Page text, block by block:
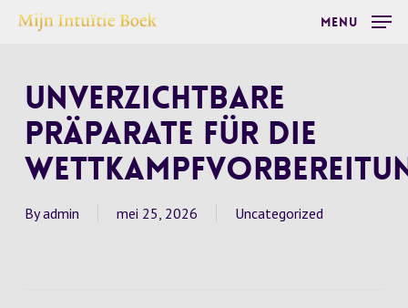
Skip
content
Menu
Unverzichtbare
Präparate für die
By admin mei 25, 2026 Uncategorized